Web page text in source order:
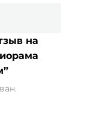
на